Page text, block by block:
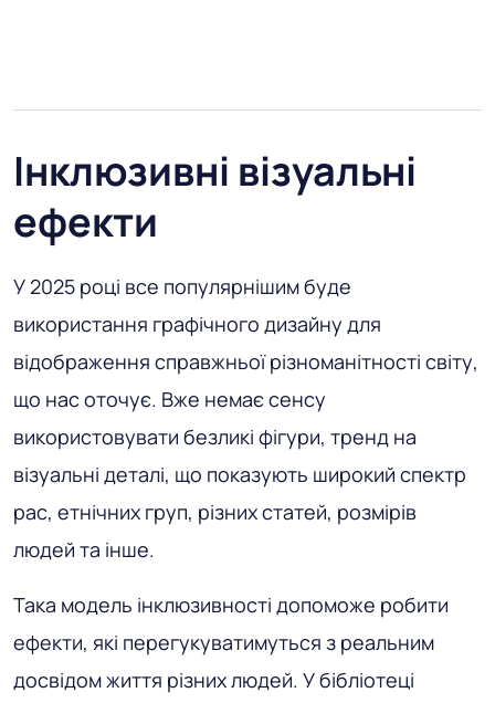
Інклюзивні візуальні
ефекти
У 2025 році все популярнішим буде
використання графічного дизайну для
відображення справжньої різноманітності світу,
що нас оточує. Вже немає сенсу
використовувати безликі фігури, тренд на
візуальні деталі, що показують широкий спектр
рас, етнічних груп, різних статей, розмірів
людей та інше.
Така модель інклюзивності допоможе робити
ефекти, які перегукуватимуться з реальним
досвідом життя різних людей. У бібліотеці